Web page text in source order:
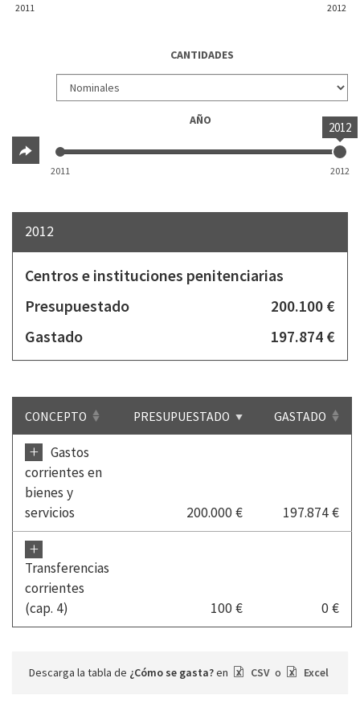
2011 2012
CANTIDADES
AÑO 2012
2011 2012
2012
Centros e instituciones penitenciarias
Presupuestado
200.100 €
Gastado
197.874 €
CONCEPTO PRESUPUESTADO GASTADO
+
Gastos
corrientes en
bienes y
servicios
200.000 € 197.874 €
+
Transferencias
corrientes
(cap. 4)
100 € 0 €
Descarga la tabla de ¿Cómo se gasta?en CSV o Excel